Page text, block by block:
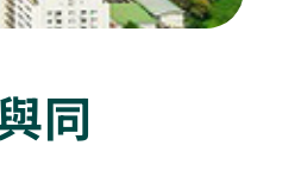
同